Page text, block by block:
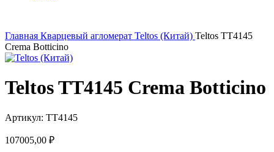
Главная Кварцевый агломерат Teltos (Китай) Teltos TT4145
Crema Botticino
Teltos TT4145 Crema Botticino
Артикул: TT4145
107005,00 ₽